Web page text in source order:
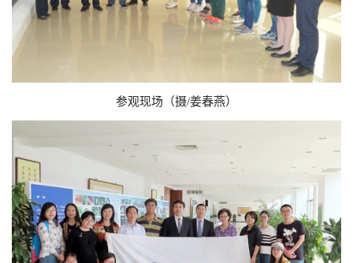
参观现场（摄/姜春燕）